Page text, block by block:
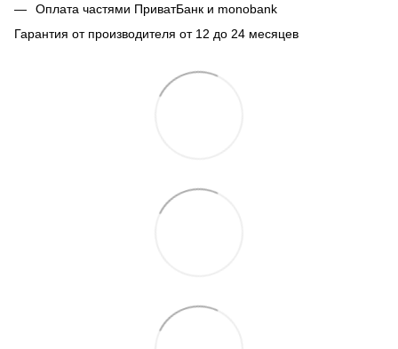
Оплата частями ПриватБанк и monobank
Гарантия от производителя от 12 до 24 месяцев